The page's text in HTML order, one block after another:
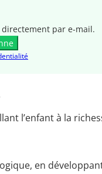
directement par e-mail.
l’enfant à la
en